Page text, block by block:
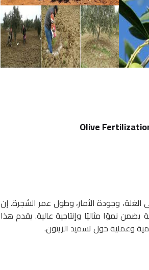
Olive
الغلة، وجودة الثمار، وطول عمر الشجرة. إن
يضمن نموًا مثاليًا وإنتاجية عالية. يقدم هذا